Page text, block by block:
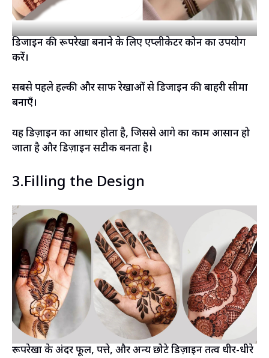
डिजाइन की रूपरेखा बनाने के लिए एप्लीकेटर कोन का उपयोग
करें।
सबसे पहले हल्की और साफ रेखाओं से डिजाइन की बाहरी सीमा
बनाएँ।
यह डिज़ाइन का आधार होता है, जिससे आगे का काम आसान हो
जाता है और डिज़ाइन सटीक बनता है।
3.Filling the Design
रूपरेखा के अंदर फूल, पत्ते, और अन्य छोटे डिज़ाइन तत्व धीर-धीरे